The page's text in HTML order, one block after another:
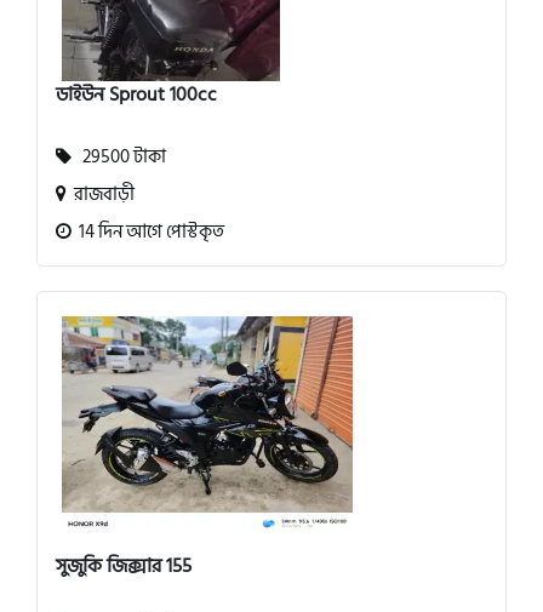
ডাইউন Sprout 100cc
29500 টাকা
রাজবাড়ী
14 দিন আগে পোস্টকৃত
সুজুকি জিক্সার 155